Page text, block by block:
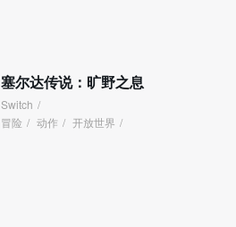
塞尔达传说：旷野之息
Switch /
冒险 / 动作 / 开放世界 /